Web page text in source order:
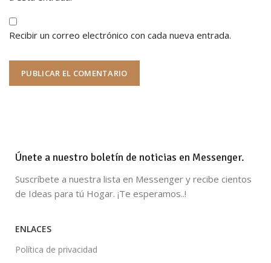
Recibir un correo electrónico con cada nueva entrada.
Únete a nuestro boletín de noticias en Messenger.
Suscríbete a nuestra lista en Messenger y recibe cientos
de Ideas para tú Hogar. ¡Te esperamos..!
ENLACES
Política de privacidad